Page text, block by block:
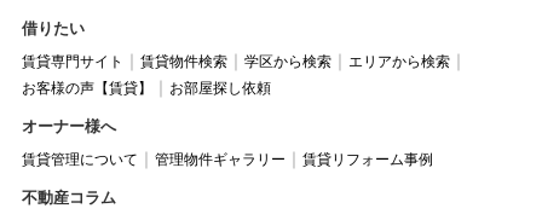
借りたい
賃貸専門サイト 賃貸物件検索 学区から検索
エリアから検索
お客様の声【賃貸】
お部屋探し依頼
オーナー様へ
賃貸管理について 管理物件ギャラリー 賃貸リフォーム事例
不動産コラム